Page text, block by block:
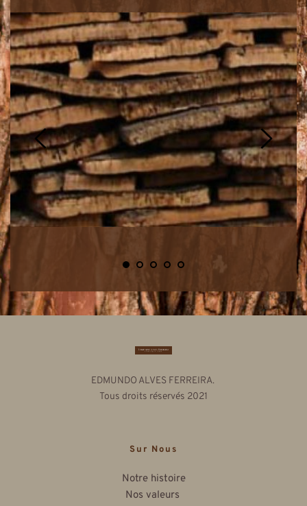
EDMUNDO ALVES FERREIRA.
Tous droits réservés 2021
Sur Nous
Notre histoire
Nos valeurs